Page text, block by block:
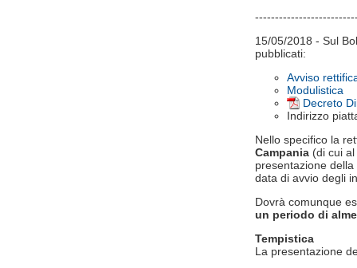
15/05/2018 - Sul
pubblicati:
Avviso
Modulistica
Decreto
Indirizzo
Nello specifico la
Campania (di cui
presentazione
data di avvio degli
Dovrà comunque
un periodo di
Tempistica
La presentazione